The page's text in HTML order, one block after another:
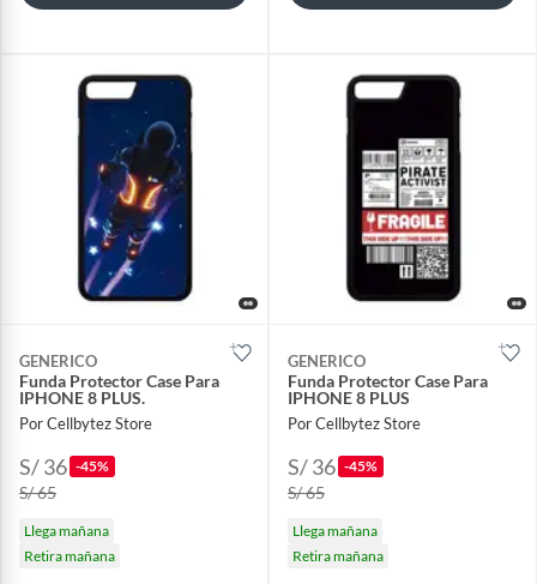
GENERICO
Funda Protector Case Para
IPHONE 8 PLUS.
Por Cellbytez Store
S/ 36 -45%
S/ 65
Llega mañana
Retira mañana
GENERICO
Funda Protector Case Para
IPHONE 8 PLUS
Por Cellbytez Store
S/ 36 -45%
S/ 65
Llega mañana
Retira mañana